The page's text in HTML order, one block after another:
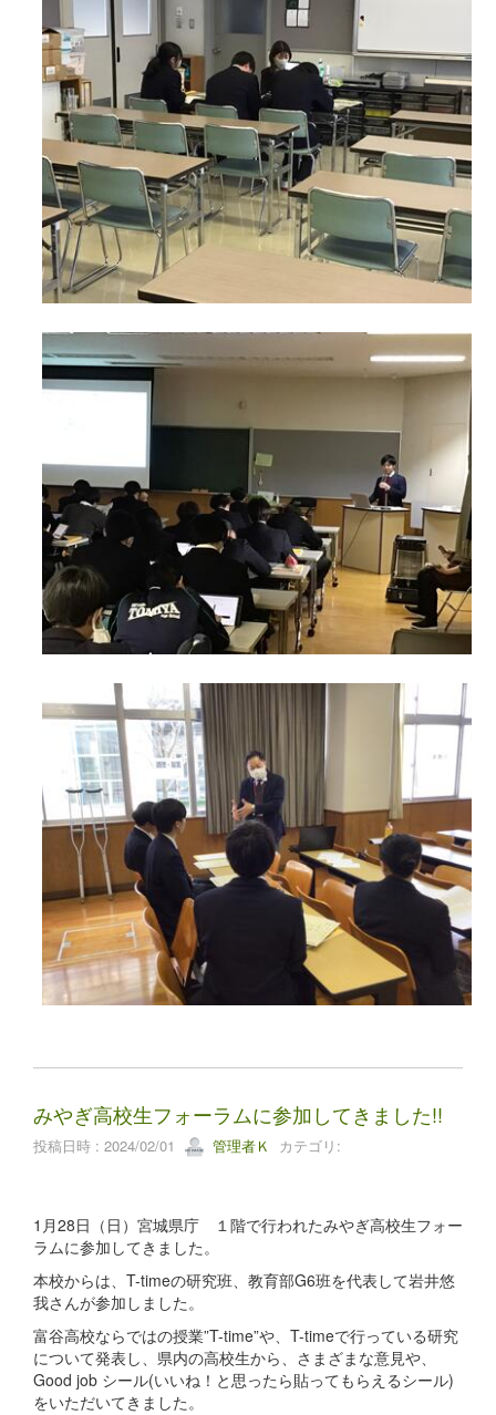
みやぎ高校生フォーラムに参加してきました!!
投稿日時 : 2024/02/01 管理者Ｋ カテゴリ:
1月28日（日）宮城県庁 １階で行われたみやぎ高校生フォー
ラムに参加してきました。
本校からは、T-timeの研究班、教育部G6班を代表して岩井悠
我さんが参加しました。
富谷高校ならではの授業”T-time”や、T-timeで行っている研究
について発表し、県内の高校生から、さまざまな意見や、
Good job シール(いいね！と思ったら貼ってもらえるシール)
をいただいてきました。